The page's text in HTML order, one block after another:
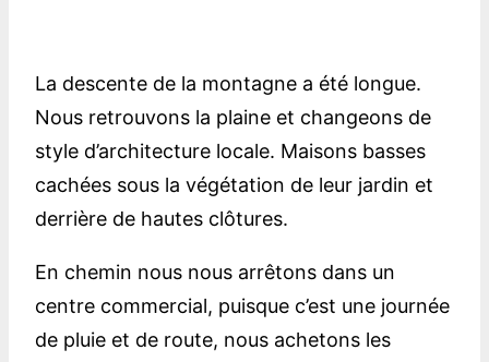
La descente de la montagne a été longue.
Nous retrouvons la plaine et changeons de
style d’architecture locale. Maisons basses
cachées sous la végétation de leur jardin et
derrière de hautes clôtures.
En chemin nous nous arrêtons dans un
centre commercial, puisque c’est une journée
de pluie et de route, nous achetons les